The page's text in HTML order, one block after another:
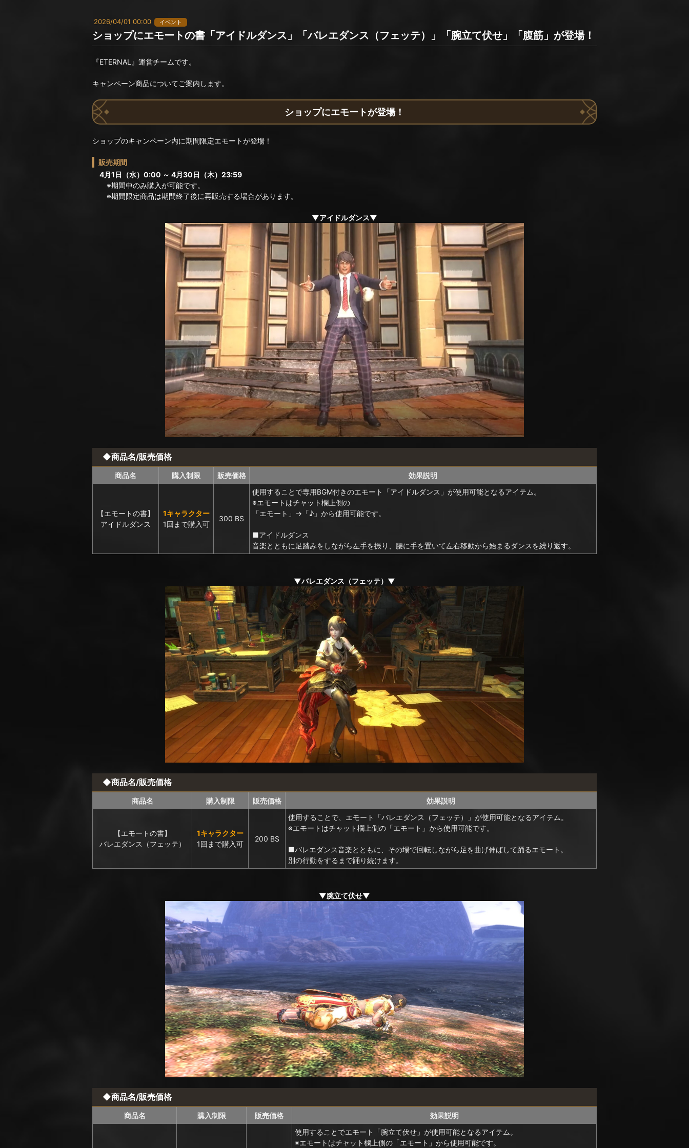
2026/04/01 00:00 イベント
ショップにエモートの書「アイドルダンス」「バレエダンス（フェッテ）」「腕立て伏せ」「腹筋」が登場！
『ETERNAL』運営チームです。
キャンペーン商品についてご案内します。
ショップにエモートが登場！
ショップのキャンペーン内に期間限定エモートが登場！
販売期間
4月1日（水）0:00 ～ 4月30日（木）23:59
※期間中のみ購入が可能です。
※期間限定商品は期間終了後に再販売する場合があります。
▼アイドルダンス▼
◆商品名/販売価格
商品名 購入制限 販売価格 効果説明
【エモートの書】
アイドルダンス
1キャラクター
1回まで購入可
300 BS
使用することで専用BGM付きのエモート「アイドルダンス」が使用可能となるアイテム。
※エモートはチャット欄上側の
「エモート」→「♪」から使用可能です。
■アイドルダンス
音楽とともに足踏みをしながら左手を振り、腰に手を置いて左右移動から始まるダンスを繰り返す。
▼バレエダンス（フェッテ）▼
◆商品名/販売価格
商品名 購入制限 販売価格 効果説明
【エモートの書】
バレエダンス（フェッテ）
1キャラクター
1回まで購入可
200 BS
使用することで、エモート「バレエダンス（フェッテ）」が使用可能となるアイテム。
※エモートはチャット欄上側の「エモート」から使用可能です。
■バレエダンス音楽とともに、その場で回転しながら足を曲げ伸ばして踊るエモート。
別の行動をするまで踊り続けます。
▼腕立て伏せ▼
◆商品名/販売価格
商品名 購入制限 販売価格
効果説明
使用することでエモート「腕立て伏せ」が使用可能となるアイテム。
※エモートはチャット欄上側の「エモート」から使用可能です。